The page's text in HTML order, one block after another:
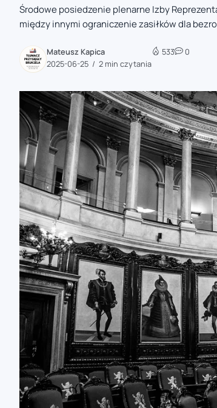
zaobserwuj nas
zaobserwuj nas
zaobserwuj nas
zaobserwuj nas
zaobserwuj nas
Środowe posiedzenie plenarne Izby
między innymi ograniczenie zasiłków dla
Mateusz Kapica
2025-06-25
2 min czytania
533 0